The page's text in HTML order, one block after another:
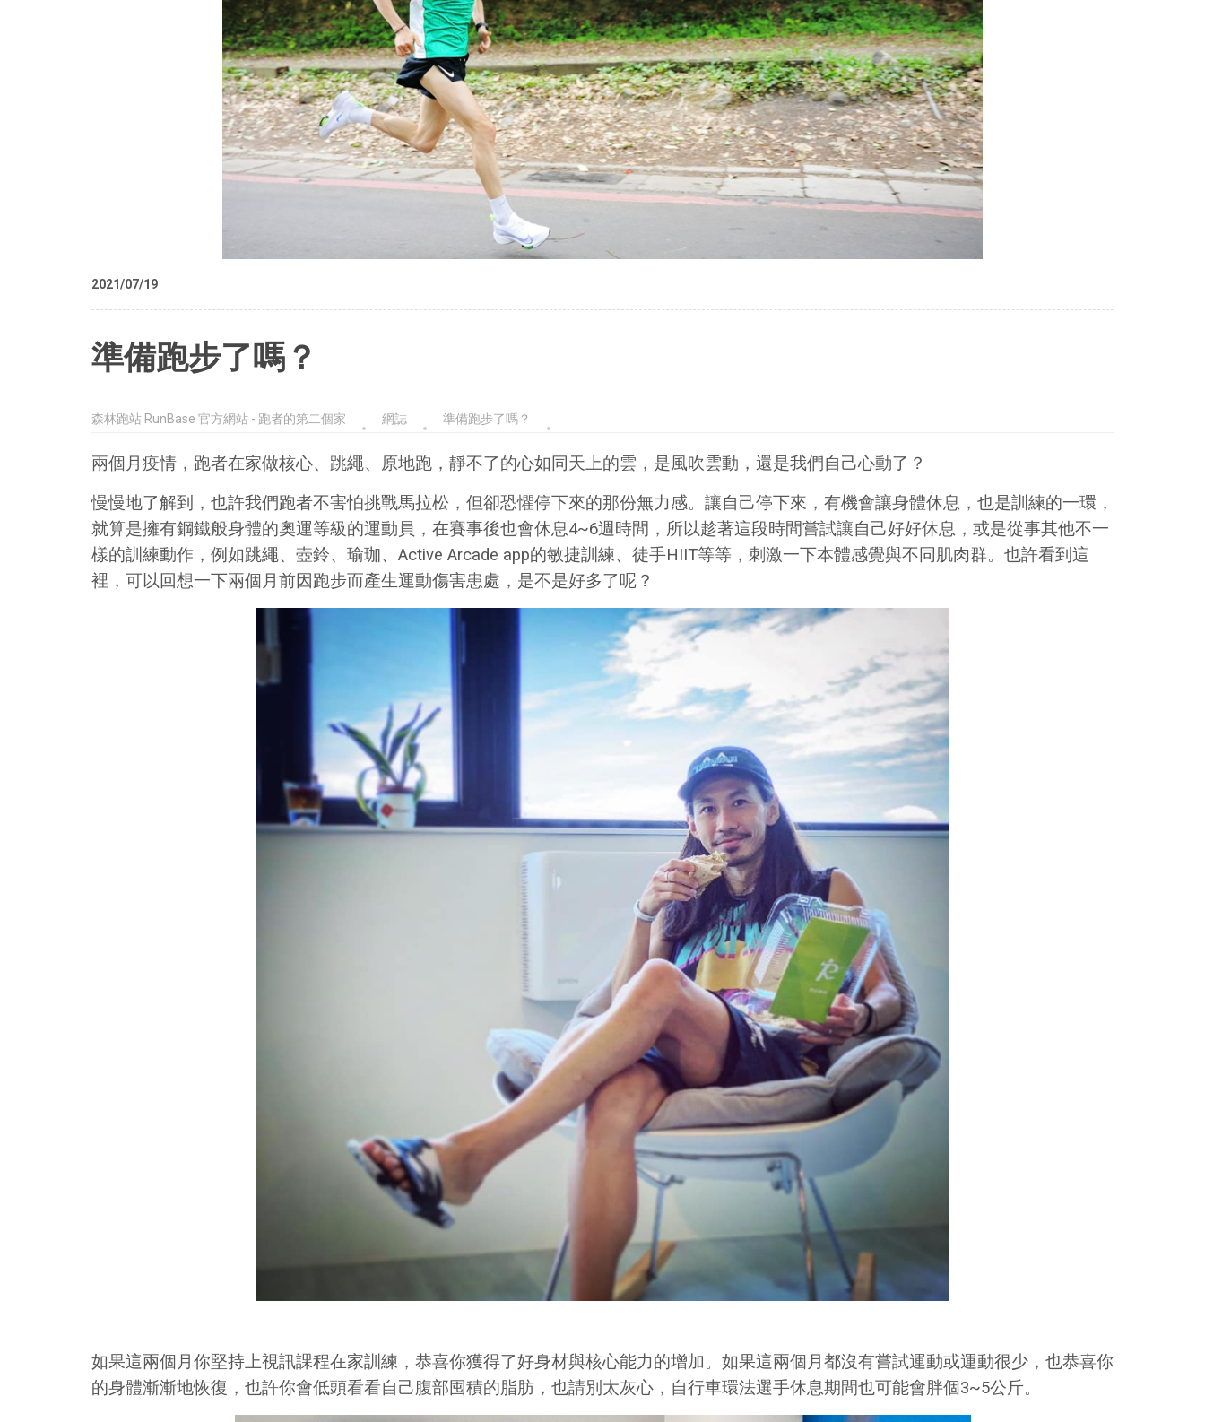
2021/07/19
準備跑步了嗎？
森林跑站 RunBase 官方網站 - 跑者的第二個家 網誌 準備跑步了嗎？
兩個月疫情，跑者在家做核心、跳繩、原地跑，靜不了的心如同天上的雲，是風吹雲動，還是我們自己心動了？
慢慢地了解到，也許我們跑者不害怕挑戰馬拉松，但卻恐懼停下來的那份無力感。讓自己停下來，有機會讓身體休息，也是訓練的一環，
就算是擁有鋼鐵般身體的奧運等級的運動員，在賽事後也會休息4~6週時間，所以趁著這段時間嘗試讓自己好好休息，或是從事其他不一
樣的訓練動作，例如跳繩、壺鈴、瑜珈、Active Arcade app的敏捷訓練、徒手HIIT等等，刺激一下本體感覺與不同肌肉群。也許看到這
裡，可以回想一下兩個月前因跑步而產生運動傷害患處，是不是好多了呢？
如果這兩個月你堅持上視訊課程在家訓練，恭喜你獲得了好身材與核心能力的增加。如果這兩個月都沒有嘗試運動或運動很少，也恭喜你
的身體漸漸地恢復，也許你會低頭看看自己腹部囤積的脂肪，也請別太灰心，自行車環法選手休息期間也可能會胖個3~5公斤。